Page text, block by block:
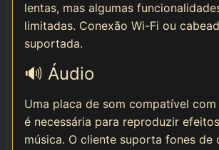
lentas, mas algumas
limitadas. Conexão Wi-Fi ou
suportada.
🔊 Áudio
Uma placa de som compatível
é necessária para reproduzir
música. O cliente suporta fones de